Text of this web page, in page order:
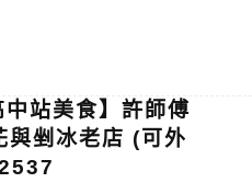
中站美食】許師傅
與剉冰老店 (可外